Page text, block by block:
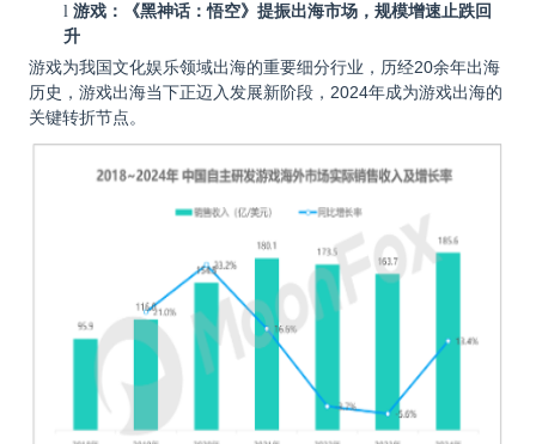
l 游戏：《黑神话：悟空》提振出海市场，规模增速止跌回
升
游戏为我国文化娱乐领域出海的重要细分行业，历经20余年出海
历史，游戏出海当下正迈入发展新阶段，2024年成为游戏出海的
关键转折节点。